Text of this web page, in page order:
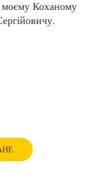
моєму Коханому